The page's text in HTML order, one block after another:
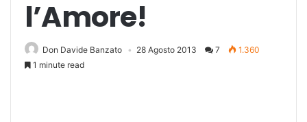
l’Amore!
Don Davide Banzato 28 Agosto 2013 7
1.360
1 minute read